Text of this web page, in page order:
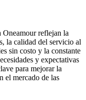
Oneamour reflejan la
la calidad del servicio al
sin costo y la constante
y expectativas
para mejorar la
el mercado de las